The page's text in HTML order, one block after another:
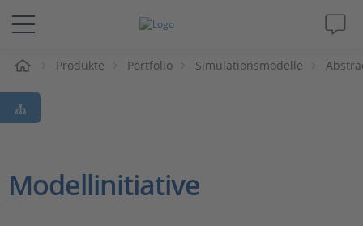
Lösungen & Produkte
Support
Produkte Portfolio Simulationsmodelle
Modellinitiative